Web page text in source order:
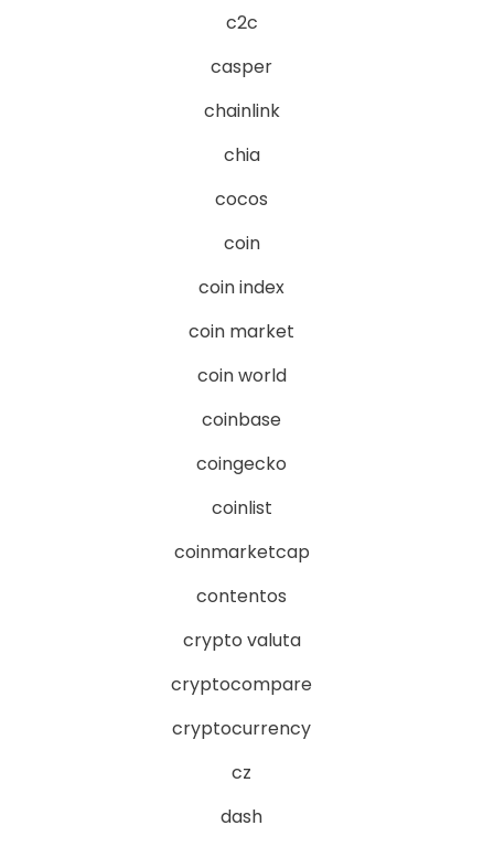
c2c
casper
chainlink
chia
cocos
coin
coin index
coin market
coin world
coinbase
coingecko
coinlist
coinmarketcap
contentos
crypto valuta
cryptocompare
cryptocurrency
cz
dash